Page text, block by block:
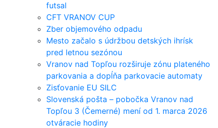
futsal
CFT VRANOV CUP
Zber objemového odpadu
Mesto začalo s údržbou detských ihrísk
pred letnou sezónou
Vranov nad Topľou rozširuje zónu plateného
parkovania a dopĺňa parkovacie automaty
Zisťovanie EU SILC
Slovenská pošta – pobočka Vranov nad
Topľou 3 (Čemerné) mení od 1. marca 2026
otváracie hodiny